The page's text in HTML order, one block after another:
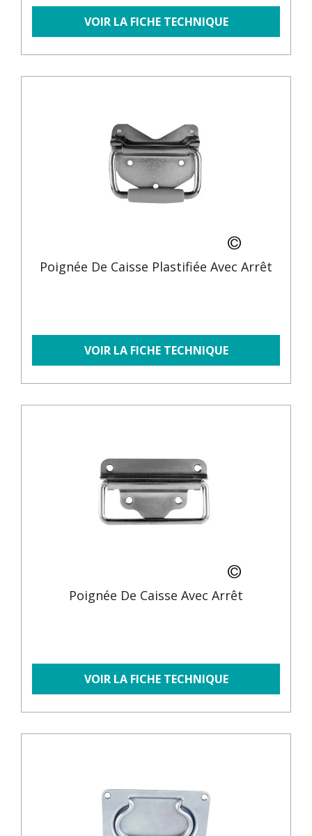
VOIR LA FICHE TECHNIQUE
Poignée De Caisse Plastifiée Avec Arrêt
VOIR LA FICHE TECHNIQUE
Poignée De Caisse Avec Arrêt
VOIR LA FICHE TECHNIQUE